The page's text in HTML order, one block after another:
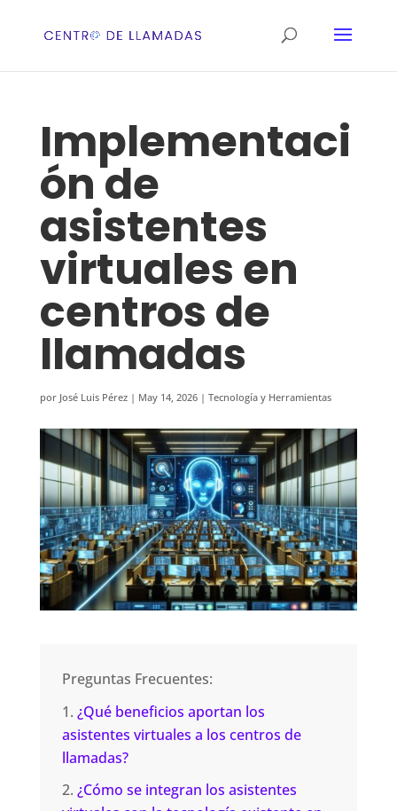
Implementaci
ón de
asistentes
virtuales en
centros de
llamadas
por José Luis Pérez| May 14, 2026| Tecnología y Herramientas
Preguntas Frecuentes:
¿Qué beneficios aportan los
asistentes virtuales a los centros de
llamadas?
¿Cómo se integran los asistentes